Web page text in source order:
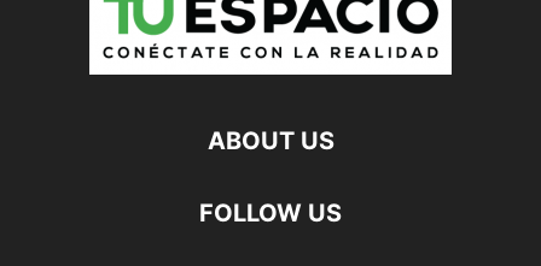
ABOUT US
FOLLOW US